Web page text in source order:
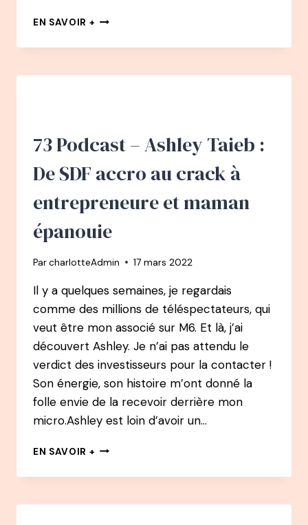
EN SAVOIR + 81
–
PIERRE
DE
À
DE
DANS
MULTIMÉDIA
CONFÉRENCIÈRE,
AUTEURE
EN
ARTS
STRATÉGIQUES
CHINOIS
73 Podcast – Ashley Taieb :
De SDF accro au crack à
entrepreneure et maman
épanouie
ParcharlotteAdmin 17 mars 2022
Il y a quelques semaines, je regardais
comme des millions de téléspectateurs, qui
veut être mon associé sur M6. Et là, j’ai
découvert Ashley. Je n’ai pas attendu le
verdict des investisseurs pour la contacter !
Son énergie, son histoire m’ont donné la
folle envie de la recevoir derrière mon
micro.Ashley est loin d’avoir un…
EN SAVOIR + 73
–
TAIEB